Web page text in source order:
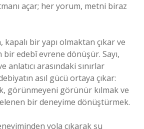
açar; her yorum, metni biraz
bir yapı olmaktan çıkar ve
edebî evrene dönüşür. Sayı,
anlatıcı arasındaki sınırlar
asıl gücü ortaya çıkar:
görünmeyeni görünür kılmak ve
bir deneyime dönüştürmek.
yola çıkarak şu